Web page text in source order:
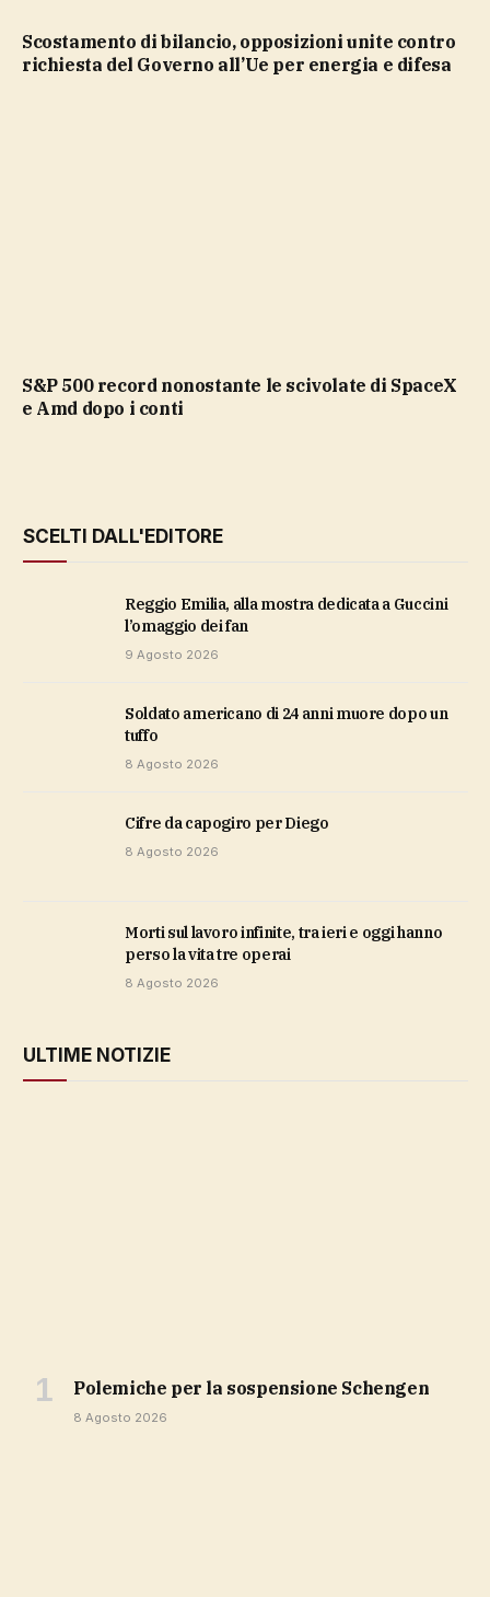
Scostamento di bilancio, opposizioni unite contro
richiesta del Governo all’Ue per energia e difesa
S&P 500 record nonostante le scivolate di SpaceX
e Amd dopo i conti
SCELTI DALL'EDITORE
Reggio Emilia, alla mostra dedicata a Guccini
l’omaggio dei fan
9 Agosto 2026
soldato americano di 24 anni muore dopo un
tuffo
8 Agosto 2026
cifre da capogiro per Diego
8 Agosto 2026
Morti sul lavoro infinite, tra ieri e oggi hanno
perso la vita tre operai
8 Agosto 2026
ULTIME NOTIZIE
polemiche per la sospensione Schengen
8 Agosto 2026